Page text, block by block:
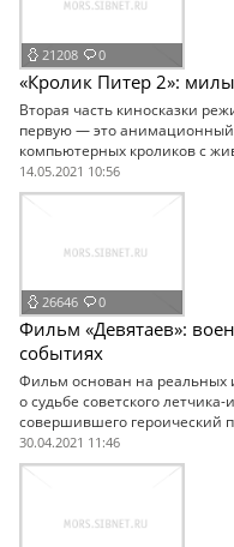
21208 0
«Кролик Питер 2»:
Вторая часть киносказки
первую — это
компьютерных кроликов с
14.05.2021 10:56
26646 0
Фильм «Девятаев»:
событиях
Фильм основан на реальных
о судьбе советского
совершившего героический
30.04.2021 11:46